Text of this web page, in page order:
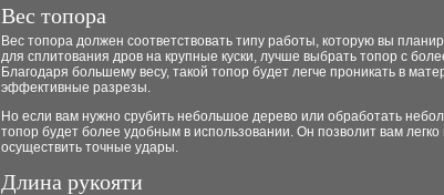
Вес топора
Вес топора должен соответствовать типу работы, которую вы
для сплитования дров на крупные куски, лучше выбрать топор с
Благодаря большему весу, такой топор будет легче проникать в
эффективные разрезы.
Но если вам нужно срубить небольшое дерево или обработать
топор будет более удобным в использовании. Он позволит вам
осуществить точные удары.
Длина рукояти